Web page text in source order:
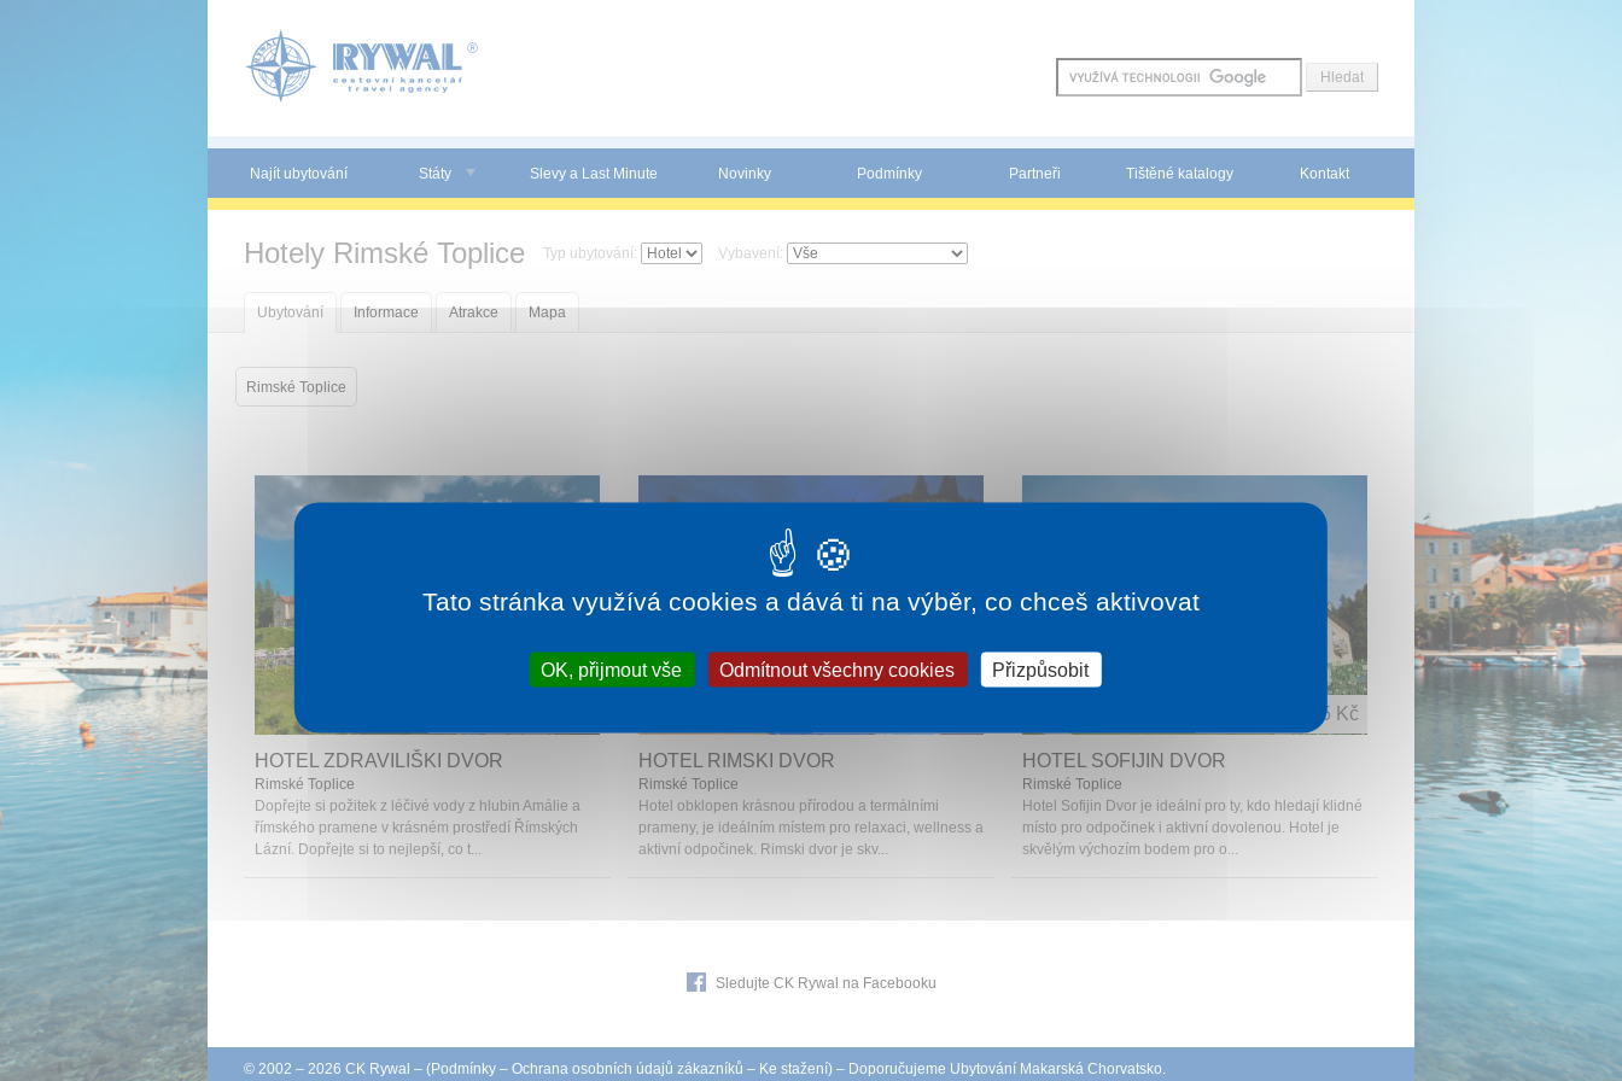
Najít ubytování Státy Slevy a Last Minute Novinky Podmínky Partneři Tištěné katalogy Kontakt
Hotely Rimské Toplice Typ ubytování: Vybavení:
Ubytování Informace Atrakce Mapa
Rimské Toplice
HOTEL ZDRAVILIŠKI DVOR
Rimské Toplice
Dopřejte si požitek z léčivé vody z hlubin Amálie a
římského pramene v krásném prostředí Římských
Lázní. Dopřejte si to nejlepší, co t...
HOTEL RIMSKI DVOR
Rimské Toplice
Hotel obklopen krásnou přírodou a termálními
prameny, je ideálním místem pro relaxaci, wellness a
aktivní odpočinek. Rimski dvor je skv...
HOTEL SOFIJIN DVOR
Rimské Toplice
Hotel Sofijin Dvor je ideální pro ty, kdo hledají klidné
místo pro odpočinek i aktivní dovolenou. Hotel je
skvělým výchozím bodem pro o...
2 465 Kč
Sledujte CK Rywal na Facebooku
© 2002 – 2026 CK Rywal – (Podmínky – Ochrana osobních údajů zákazníků – Ke stažení) – Doporučujeme Ubytování Makarská Chorvatsko.
Tato stránka využívá cookies a dává ti na výběr, co chceš aktivovat
OK, přijmout vše Odmítnout všechny cookies Přizpůsobit